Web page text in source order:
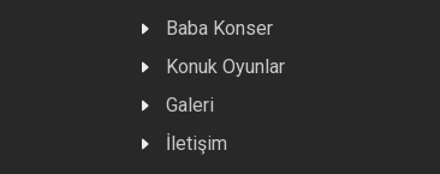
Baba Konser
Konuk Oyunlar
Galeri
İletişim